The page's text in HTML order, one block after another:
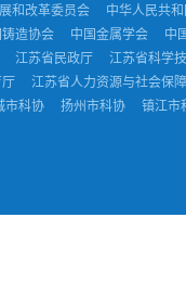
和改革委员会
中华人民共
铸造协会 中国金属学会
中
江苏省民政厅
江苏省科学
江苏省人力资源与社会保
市科协 扬州市科协 镇江市